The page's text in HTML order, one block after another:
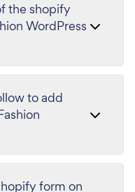
the shopify
WordPress
to add
form on